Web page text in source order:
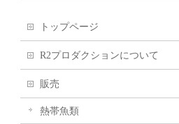
トップページ
R2プロダクションについて
販売
熱帯魚類